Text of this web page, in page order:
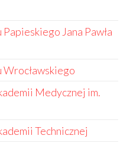
Jana Pawła
Medycznej im.
Technicznej